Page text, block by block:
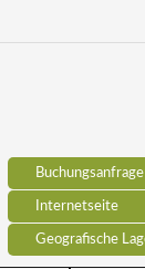
Buchungsanfrage
Internetseite
Geografische